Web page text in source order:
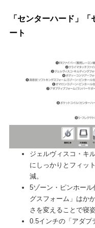
「センターハード」
ート
ジェルヴィスコ・キ
にしっかりとフィッ
減。
5ゾーン・ピンホー
グスフォーム」はか
さを変えることで寝
0.5インチの「アダプ